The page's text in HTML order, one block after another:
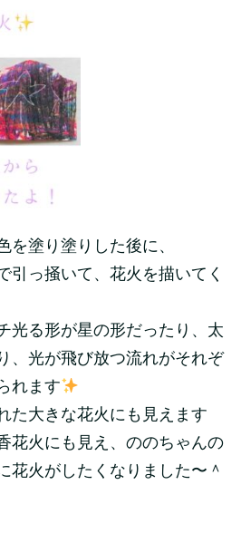
塗り塗りした後に、
引っ掻いて、花火を描いてく
光る形が星の形だったり、太
、光が飛び放つ流れがそれぞ
れます
た大きな花火にも見えます
花火にも見え、ののちゃんの
花火がしたくなりました〜＾